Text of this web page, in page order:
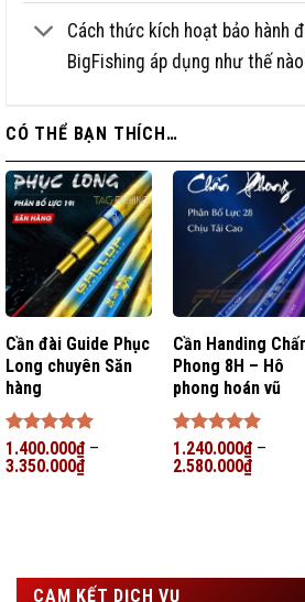
Cách thức kích hoạt bảo hành
BigFishing áp dụng như thế
CÓ THỂ BẠN THÍCH…
Cần đài Guide Phục
Long chuyên Săn
hàng
Được xếp
hạng55
1.400.000₫–
3.350.000₫
Cần Handing
Phong 8H – Hô
phong hoán vũ
Được xếp
hạng55
1.240.000₫–
2.580.000₫
CAM KẾT DỊCH VỤ